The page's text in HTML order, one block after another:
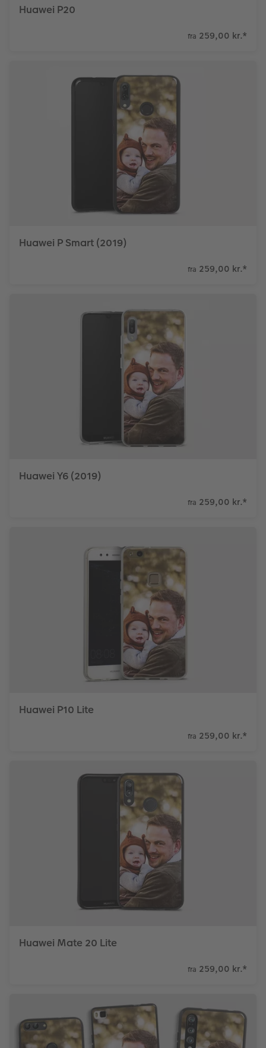
Huawei P20
fra 259,00 kr.*
Huawei P Smart (2019)
fra 259,00 kr.*
Huawei Y6 (2019)
fra 259,00 kr.*
Huawei P10 Lite
fra 259,00 kr.*
Huawei Mate 20 Lite
fra 259,00 kr.*